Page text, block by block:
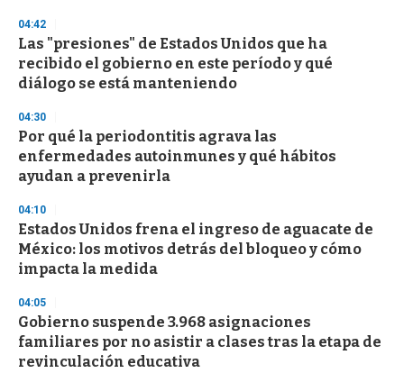
04:42
Las "presiones" de Estados Unidos que ha
recibido el gobierno en este período y qué
diálogo se está manteniendo
04:30
Por qué la periodontitis agrava las
enfermedades autoinmunes y qué hábitos
ayudan a prevenirla
04:10
Estados Unidos frena el ingreso de aguacate de
México: los motivos detrás del bloqueo y cómo
impacta la medida
04:05
Gobierno suspende 3.968 asignaciones
familiares por no asistir a clases tras la etapa de
revinculación educativa